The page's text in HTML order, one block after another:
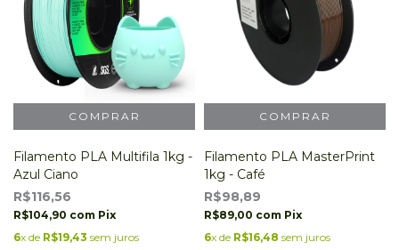
Filamento PLA Multifila 1kg -
Azul Ciano
R$116,56
R$104,90 com Pix
6x de R$19,43 sem juros
Filamento PLA MasterPrint
1kg - Café
R$98,89
R$89,00 com Pix
6x de R$16,48 sem juros